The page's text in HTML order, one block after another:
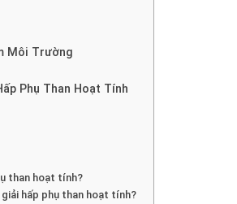
Môi Trường
Phụ Than Hoạt Tính
than hoạt tính?
hấp phụ than hoạt tính?